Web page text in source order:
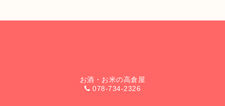
お酒・お米の高倉屋
078-734-2326